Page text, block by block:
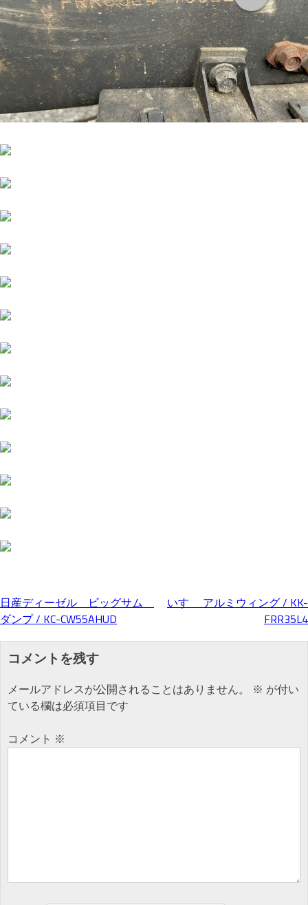
投
稿
ナ
ビ
ョ
日産ディーゼル ビッグサム
ダンプ / KC-CW55AHUD
いすゞ アルミウィング / KK-
FRR35L4
コメントを残す
メールアドレスが公開されることはありません。 ※ が付い
ている欄は必須項目です
コメント ※